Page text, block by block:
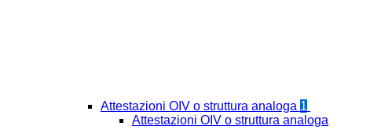
Attestazioni OIV o struttura analoga 1
Attestazioni OIV o struttura analoga